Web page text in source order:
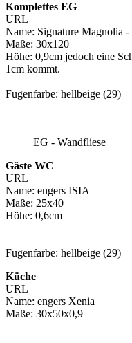
Komplettes EG
URL
Name: Signature Magnolia -
Maße: 30x120
Höhe: 0,9cm jedoch eine
1cm kommt.
Fugenfarbe: hellbeige (29)
EG - Wandfliese
Gäste WC
URL
Name: engers ISIA
Maße: 25x40
Höhe: 0,6cm
Fugenfarbe: hellbeige (29)
Küche
URL
Name: engers Xenia
Maße: 30x50x0,9